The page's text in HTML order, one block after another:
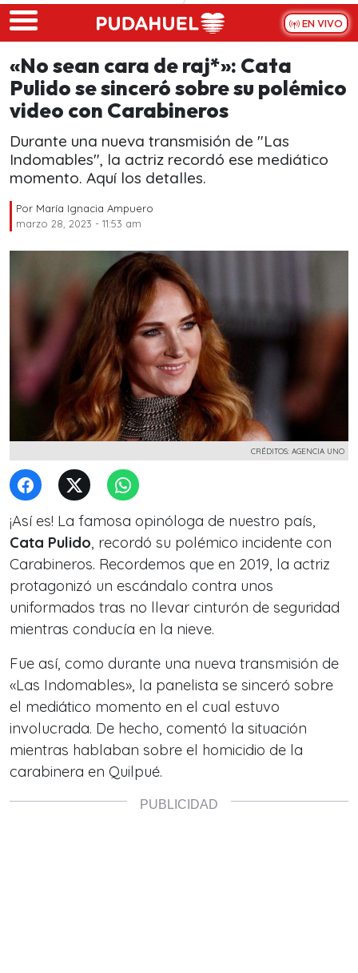
Skip to main content
EN VIVO
«No sean cara de raj*»: Cata
Pulido se sinceró sobre su polémico
video con Carabineros
Durante una nueva transmisión de "Las
Indomables", la actriz recordó ese mediático
momento. Aquí los detalles.
Por María Ignacia Ampuero
marzo 28, 2023 - 11:53 am
CRÉDITOS: AGENCIA UNO
¡Así es! La famosa opinóloga de nuestro país,
Cata Pulido, recordó su polémico incidente con
Carabineros. Recordemos que en 2019, la actriz
protagonizó un escándalo contra unos
uniformados tras no llevar cinturón de seguridad
mientras conducía en la nieve.
Fue así, como durante una nueva transmisión de
«Las Indomables», la panelista se sinceró sobre
el mediático momento en el cual estuvo
involucrada. De hecho, comentó la situación
mientras hablaban sobre el homicidio de la
carabinera en Quilpué.